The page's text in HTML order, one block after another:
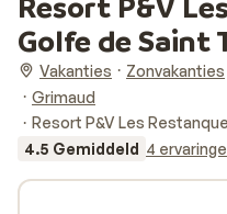
Golfe de Saint
Vakanties Zonvakanties
Grimaud
Resort P&V Les
4.5 Gemiddeld 4